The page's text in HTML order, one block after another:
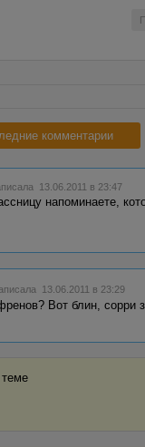
комментарии
13.06.2011 в 23:47
напоминаете,
13.06.2011 в 23:29
Вот блин, сорри